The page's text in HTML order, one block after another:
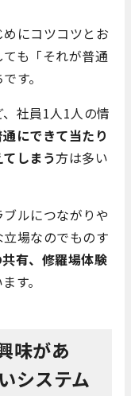
にコツコツとお
も「それが普通
す。
社員1人1人の情
にできて当たり
しまう方は多い
ルにつながりや
場なのでものす
有、修羅場体験
す。
味があ
システム